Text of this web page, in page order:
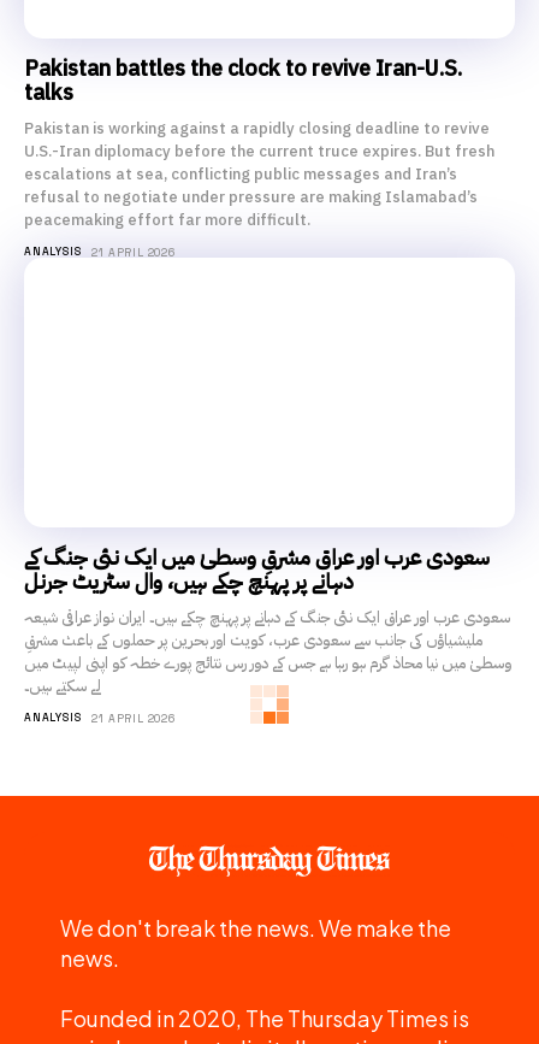
Pakistan battles the clock to revive Iran-U.S.
talks
Pakistan is working against a rapidly closing deadline to revive
U.S.-Iran diplomacy before the current truce expires. But fresh
escalations at sea, conflicting public messages and Iran’s
refusal to negotiate under pressure are making Islamabad’s
peacemaking effort far more difficult.
ANALYSIS 21 APRIL 2026
سعودی عرب اور عراق مشرقِ وسطیٰ میں ایک نئی جنگ کے
دہانے پر پہنچ چکے ہیں، وال سٹریٹ جرنل
سعودی عرب اور عراق ایک نئی جنگ کے دہانے پر پہنچ چکے ہیں۔ ایران نواز عراقی شیعہ
ملیشیاؤں کی جانب سے سعودی عرب، کویت اور بحرین پر حملوں کے باعث مشرقِ
وسطیٰ میں نیا محاذ گرم ہو رہا ہے جس کے دور رس نتائج پورے خطہ کو اپنی لپیٹ میں
لے سکتے ہیں۔
ANALYSIS 21 APRIL 2026
We don't break the news. We make the
news.
Founded in 2020, The Thursday Times is